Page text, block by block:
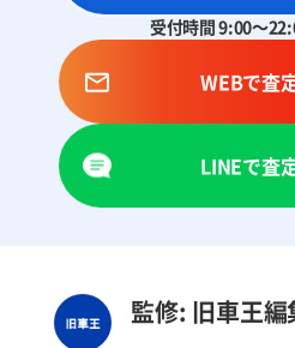
受付時間 9:00～
WEBで査
LINEで査
監修: 旧車王編